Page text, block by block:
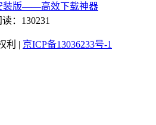
装版——高效下载神器
读：130231
利 | 京ICP备13036233号-1